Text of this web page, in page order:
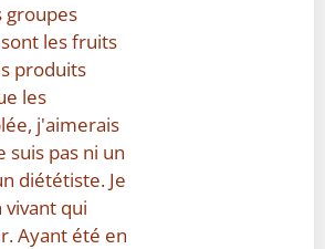
groupes
les fruits
produits
les
j'aimerais
suis pas ni un
diététiste. Je
vivant qui
Ayant été en